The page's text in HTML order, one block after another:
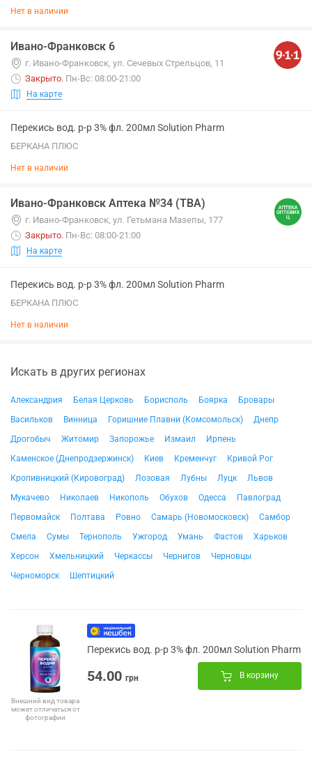
Нет в наличии
Ивано-Франковск 6
г. Ивано-Франковск, ул. Сечевых Стрельцов, 11
Закрыто. Пн-Вс: 08:00-21:00
На карте
Перекись вод. р-р 3% фл. 200мл Solution Pharm
БЕРКАНА ПЛЮС
Нет в наличии
Ивано-Франковск Аптека №34 (ТВА)
г. Ивано-Франковск, ул. Гетьмана Мазепы, 177
Закрыто. Пн-Вс: 08:00-21:00
На карте
Перекись вод. р-р 3% фл. 200мл Solution Pharm
БЕРКАНА ПЛЮС
Нет в наличии
Искать в других регионах
Александрия Белая Церковь Борисполь Боярка
Бровары
Васильков
Винница Горишние Плавни (Комсомольск)
Днепр
Дрогобыч
Житомир Запорожье Измаил
Ирпень
Каменское (Днепродзержинск)
Киев Кременчуг
Кривой Рог
Кропивницкий (Кировоград)
Лозовая Лубны Луцк
Львов
Мукачево
Николаев Никополь Обухов Одесса
Павлоград
Первомайск
Полтава Ровно Самарь (Новомосковск)
Самбор
Смела
Сумы Тернополь Ужгород Умань Фастов
Харьков
Херсон
Хмельницкий Черкассы Чернигов
Черновцы
Черноморск
Шептицкий
Внешний вид товара
может отличаться от
фотографии
Перекись вод. р-р 3% фл. 200мл Solution Pharm
54.00 грн В корзину